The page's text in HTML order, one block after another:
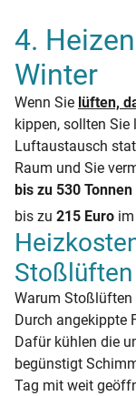
4.
Winter
Wenn Sie lüften,
kippen, sollten
Luftaustausch
Raum und Sie
bis zu 530 Tonnen
bis zu 215 Euro
Stoßlüften
Warum Stoßlüften
Durch angekippte
Dafür kühlen die
begünstigt
Tag mit weit